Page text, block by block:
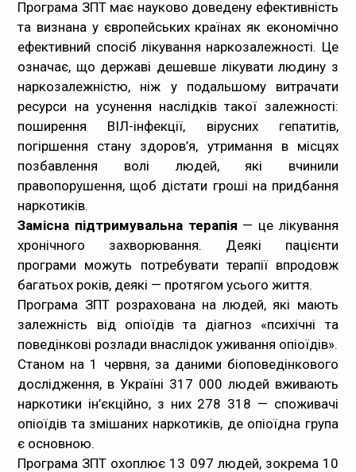
Програма ЗПТ має науково доведену ефективність
та визнана у європейських країнах як економічно
ефективний спосіб лікування наркозалежності. Це
означає, що державі дешевше лікувати людину з
наркозалежністю, ніж у подальшому витрачати
ресурси на усунення наслідків такої залежності:
поширення ВІЛ-інфекції, вірусних гепатитів,
погіршення стану здоров’я, утримання в місцях
позбавлення волі людей, які вчинили
правопорушення, щоб дістати гроші на придбання
наркотиків.
Замісна підтримувальна терапія — це лікування
хронічного захворювання. Деякі пацієнти
програми можуть потребувати терапії впродовж
багатьох років, деякі — протягом усього життя.
Програма ЗПТ розрахована на людей, які мають
залежність від опіоїдів та діагноз «психічні та
поведінкові розлади внаслідок уживання опіоїдів».
Станом на 1 червня, за даними біоповедінкового
дослідження, в Україні 317 000 людей вживають
наркотики ін’єкційно, з них 278 318 — споживачі
опіоїдів та змішаних наркотиків, де опіоїдна група
є основною.
Програма ЗПТ охоплює 13 097 людей, зокрема 10